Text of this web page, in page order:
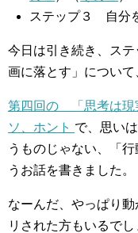
ステップ３ 自分
今日は引き続き、ス
画に落とす」について
第四回の 「思考は現
ソ、ホント で、思い
うものじゃない、「
うお話を書きました。
なーんだ、やっぱり
リされた方もいるでし